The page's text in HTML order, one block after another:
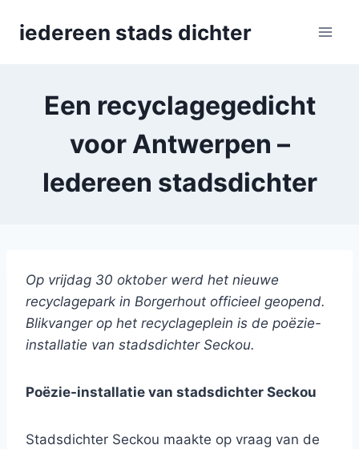
iedereen stads dichter
Een recyclagegedicht
voor Antwerpen –
Iedereen stadsdichter
Op vrijdag 30 oktober werd het nieuwe
recyclagepark in Borgerhout officieel geopend.
Blikvanger op het recyclageplein is de poëzie-
installatie van stadsdichter Seckou.
Poëzie-installatie van stadsdichter Seckou
Stadsdichter Seckou maakte op vraag van de